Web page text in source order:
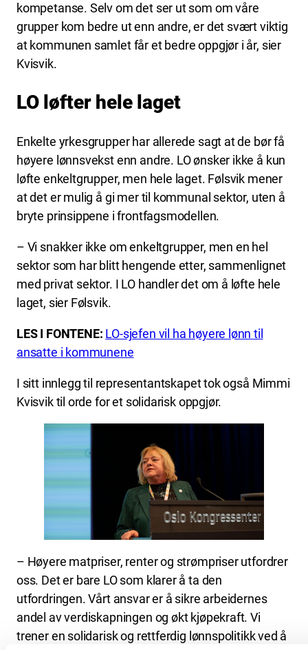
kompetanse. Selv om det ser ut som om våre
grupper kom bedre ut enn andre, er det svært viktig
at kommunen samlet får et bedre oppgjør i år, sier
Kvisvik.
LO løfter hele laget
Enkelte yrkesgrupper har allerede sagt at de bør få
høyere lønnsvekst enn andre. LO ønsker ikke å kun
løfte enkeltgrupper, men hele laget. Følsvik mener
at det er mulig å gi mer til kommunal sektor, uten å
bryte prinsippene i frontfagsmodellen.
– Vi snakker ikke om enkeltgrupper, men en hel
sektor som har blitt hengende etter, sammenlignet
med privat sektor. I LO handler det om å løfte hele
laget, sier Følsvik.
LES I FONTENE: LO-sjefen vil ha høyere lønn til
ansatte i kommunene
I sitt innlegg til representantskapet tok også Mimmi
Kvisvik til orde for et solidarisk oppgjør.
– Høyere matpriser, renter og strømpriser utfordrer
oss. Det er bare LO som klarer å ta den
utfordringen. Vårt ansvar er å sikre arbeidernes
andel av verdiskapningen og økt kjøpekraft. Vi
trener en solidarisk og rettferdig lønnspolitikk ved å